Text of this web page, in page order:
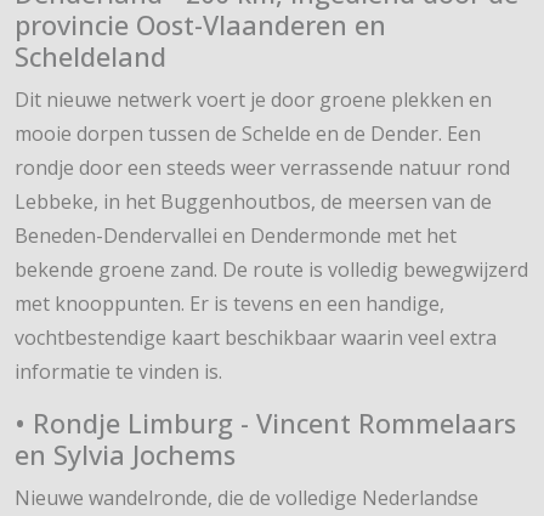
provincie Oost-Vlaanderen en
Scheldeland
Dit nieuwe netwerk voert je door groene plekken en
mooie dorpen tussen de Schelde en de Dender. Een
rondje door een steeds weer verrassende natuur rond
Lebbeke, in het Buggenhoutbos, de meersen van de
Beneden-Dendervallei en Dendermonde met het
bekende groene zand. De route is volledig bewegwijzerd
met knooppunten. Er is tevens en een handige,
vochtbestendige kaart beschikbaar waarin veel extra
informatie te vinden is.
• Rondje Limburg - Vincent Rommelaars
en Sylvia Jochems
Nieuwe wandelronde, die de volledige Nederlandse